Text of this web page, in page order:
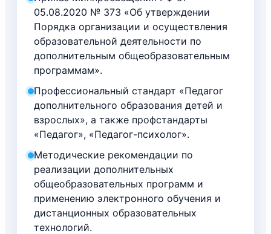
05.08.2020 № 373 «Об утверждении
Порядка организации и осуществления
образовательной деятельности по
дополнительным общеобразовательным
программам».
Профессиональный стандарт «Педагог
дополнительного образования детей и
взрослых», а также профстандарты
«Педагог», «Педагог-психолог».
Методические рекомендации по
реализации дополнительных
общеобразовательных программ и
применению электронного обучения и
дистанционных образовательных
технологий.